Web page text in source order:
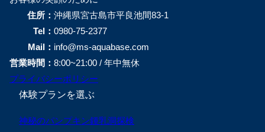
住所： 沖縄県宮古島市平良池間83-1
Tel： 0980-75-2377
Mail： info@ms-aquabase.com
営業時間： 8:00~21:00 / 年中無休
プライバシーポリシー
体験プランを選ぶ
神秘のパンプキン鍾乳洞探検